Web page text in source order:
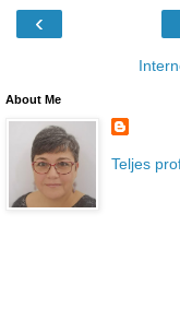
‹
About Me
Teljes